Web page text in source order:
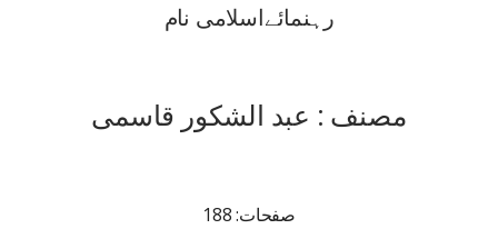
رہنمائےاسلامی نام
مصنف : عبد الشکور قاسمی
صفحات: 188